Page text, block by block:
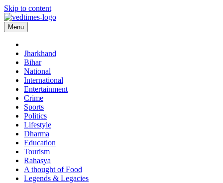
Skip to content
Vedtimes
Menu
Jharkhand
Bihar
National
International
Entertainment
Crime
Sports
Politics
Lifestyle
Dharma
Education
Tourism
Rahasya
A thought of Food
Legends & Legacies